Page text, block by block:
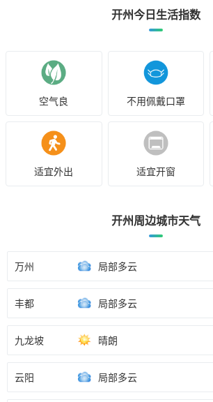
开州今日生活指数
空气良 不用佩戴口罩
适宜外出 适宜开窗
开州周边城市天气
万州 局部多云
丰都 局部多云
九龙坡 晴朗
云阳 局部多云